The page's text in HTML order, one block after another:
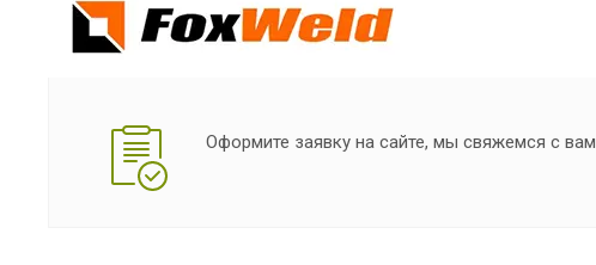
Оформите заявку на сайте, мы свяжемся с